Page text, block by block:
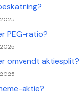
2025
PEG-ratio?
2025
omvendt aktiesplit?
2025
aktie?